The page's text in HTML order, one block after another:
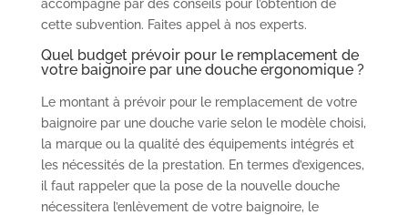
accompagne par des conseils pour l’obtention de
cette subvention. Faites appel à nos experts.
Quel budget prévoir pour le remplacement de
votre baignoire par une douche ergonomique ?
Le montant à prévoir pour le remplacement de votre
baignoire par une douche varie selon le modèle choisi,
la marque ou la qualité des équipements intégrés et
les nécessités de la prestation. En termes d’exigences,
il faut rappeler que la pose de la nouvelle douche
nécessitera l’enlèvement de votre baignoire, le